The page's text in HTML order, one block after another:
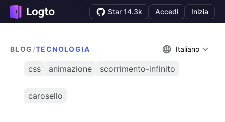
Star 14.3k Accedi Inizia
BLOG /TECNOLOGIA Italiano
css animazione scorrimento-infinito
carosello